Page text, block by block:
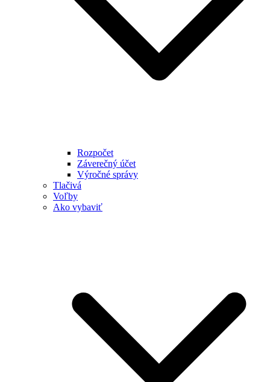
Rozpočet
Záverečný účet
Výročné správy
Tlačivá
Voľby
Ako vybaviť